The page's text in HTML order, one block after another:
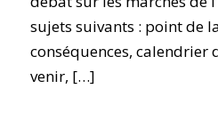
sujets suivants : point de
conséquences, calendrier
venir, […]